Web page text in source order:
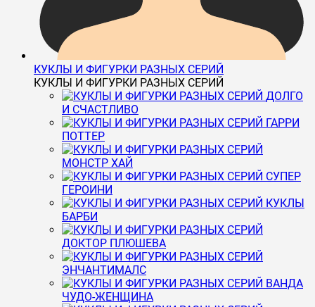
КУКЛЫ И ФИГУРКИ РАЗНЫХ СЕРИЙ
КУКЛЫ И ФИГУРКИ РАЗНЫХ СЕРИЙ
ДОЛГО
И СЧАСТЛИВО
ГАРРИ
ПОТТЕР
МОНСТР ХАЙ
СУПЕР
ГЕРОИНИ
КУКЛЫ
БАРБИ
ДОКТОР ПЛЮШЕВА
ЭНЧАНТИМАЛС
ВАНДА
ЧУДО-ЖЕНЩИНА